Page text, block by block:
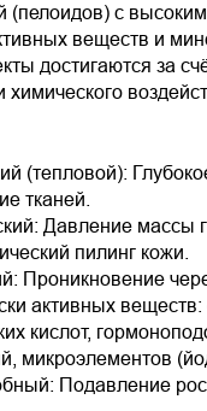
(пелоидов) с
веществ и
достигаются за
химического
(тепловой):
тканей.
Давление массы
пилинг кожи.
Проникновение
активных веществ:
кислот,
микроэлементов
Подавление